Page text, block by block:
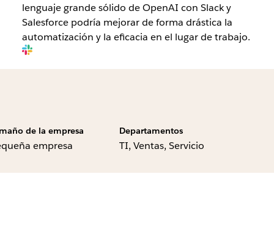
lenguaje grande sólido de OpenAI con Slack y
Salesforce podría mejorar de forma drástica la
automatización y la eficacia en el lugar de trabajo.
de la empresa
empresa
Departamentos
TI, Ventas, Servicio